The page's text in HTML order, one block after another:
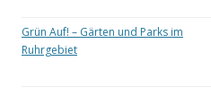
Grün Auf! – Gärten und Parks im
Ruhrgebiet